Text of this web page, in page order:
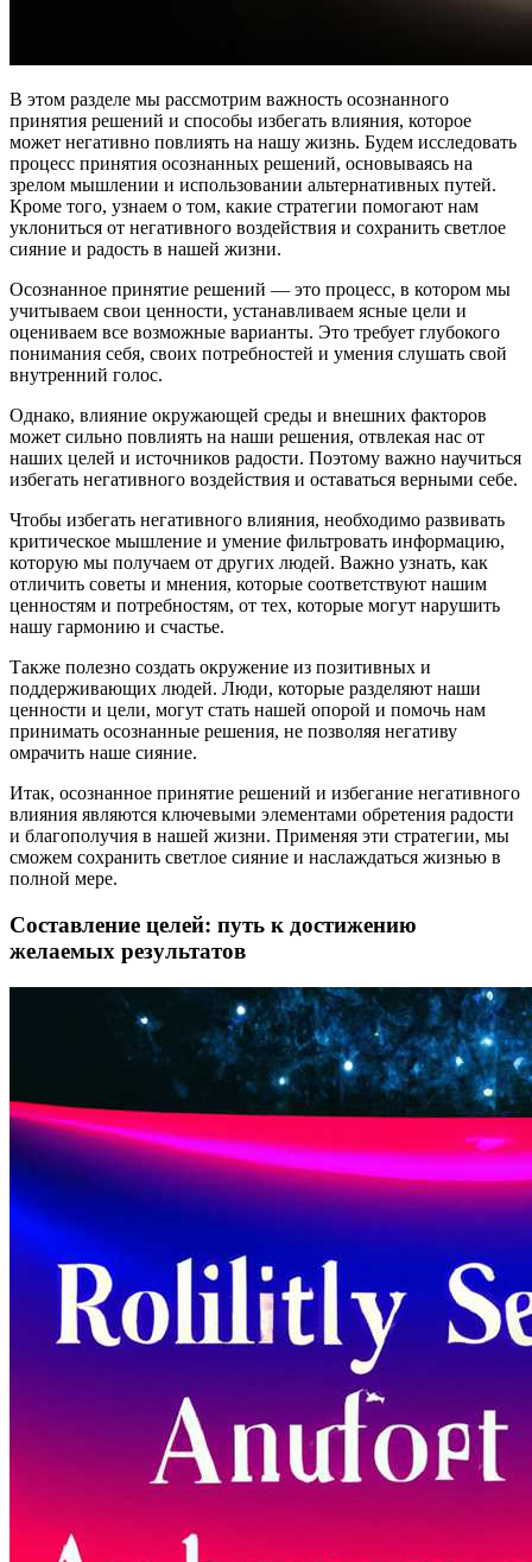
В этом разделе мы рассмотрим важность осознанного
принятия решений и способы избегать влияния, которое
может негативно повлиять на нашу жизнь. Будем исследовать
процесс принятия осознанных решений, основываясь на
зрелом мышлении и использовании альтернативных путей.
Кроме того, узнаем о том, какие стратегии помогают нам
уклониться от негативного воздействия и сохранить светлое
сияние и радость в нашей жизни.
Осознанное принятие решений — это процесс, в котором мы
учитываем свои ценности, устанавливаем ясные цели и
оцениваем все возможные варианты. Это требует глубокого
понимания себя, своих потребностей и умения слушать свой
внутренний голос.
Однако, влияние окружающей среды и внешних факторов
может сильно повлиять на наши решения, отвлекая нас от
наших целей и источников радости. Поэтому важно научиться
избегать негативного воздействия и оставаться верными себе.
Чтобы избегать негативного влияния, необходимо развивать
критическое мышление и умение фильтровать информацию,
которую мы получаем от других людей. Важно узнать, как
отличить советы и мнения, которые соответствуют нашим
ценностям и потребностям, от тех, которые могут нарушить
нашу гармонию и счастье.
Также полезно создать окружение из позитивных и
поддерживающих людей. Люди, которые разделяют наши
ценности и цели, могут стать нашей опорой и помочь нам
принимать осознанные решения, не позволяя негативу
омрачить наше сияние.
Итак, осознанное принятие решений и избегание негативного
влияния являются ключевыми элементами обретения радости
и благополучия в нашей жизни. Применяя эти стратегии, мы
сможем сохранить светлое сияние и наслаждаться жизнью в
полной мере.
Составление целей: путь к достижению
желаемых результатов